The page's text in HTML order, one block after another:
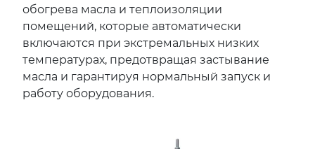
обогрева масла и теплоизоляции
помещений, которые автоматически
включаются при экстремальных низких
температурах, предотвращая застывание
масла и гарантируя нормальный запуск и
работу оборудования.